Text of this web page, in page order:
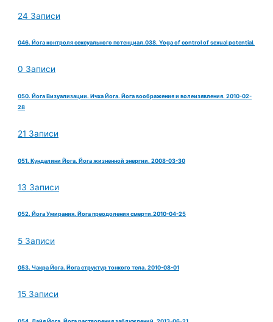
24 Записи
046. Йога контроля сексуального потенциал.038. Yoga of control of sexual potential.
0 Записи
050. Йога Визуализации. Ичха Йога. Йога воображения и волеизявления. 2010-02-
28
21 Записи
051. Кундалини Йога. Йога жизненной энергии. 2008-03-30
13 Записи
052. Йога Умирания. Йога преодоления смерти.2010-04-25
5 Записи
053. Чакра Йога. Йога структур тонкого тела. 2010-08-01
15 Записи